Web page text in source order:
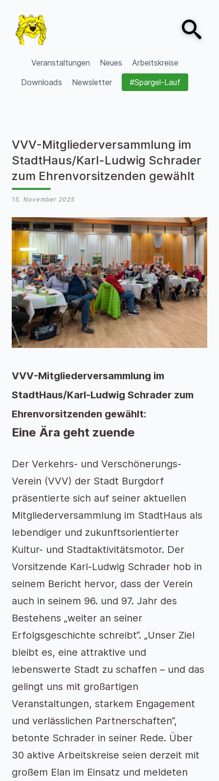
VVV Burgdorf
Veranstaltungen Neues
Arbeitskreise
Downloads
Newsletter #Spargel-Lauf
Open
VVV-Mitgliederversammlung im
StadtHaus/Karl-Ludwig Schrader
zum Ehrenvorsitzenden gewählt
15. November 2025
VVV-Mitgliederversammlung im
StadtHaus/Karl-Ludwig Schrader zum
Ehrenvorsitzenden gewählt:
Eine Ära geht zuende
Der Verkehrs- und Verschönerungs-
Verein (VVV) der Stadt Burgdorf
präsentierte sich auf seiner aktuellen
Mitgliederversammlung im StadtHaus als
lebendiger und zukunftsorientierter
Kultur- und Stadtaktivitätsmotor. Der
Vorsitzende Karl-Ludwig Schrader hob in
seinem Bericht hervor, dass der Verein
auch in seinem 96. und 97. Jahr des
Bestehens „weiter an seiner
Erfolgsgeschichte schreibt“. „Unser Ziel
bleibt es, eine attraktive und
lebenswerte Stadt zu schaffen – und das
gelingt uns mit großartigen
Veranstaltungen, starkem Engagement
und verlässlichen Partnerschaften“,
betonte Schrader in seiner Rede. Über
30 aktive Arbeitskreise seien derzeit mit
großem Elan im Einsatz und meldeten